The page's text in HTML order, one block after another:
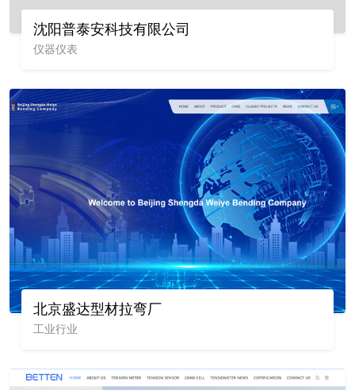
沈阳普泰安科技有限公司
仪器仪表
北京盛达型材拉弯厂
工业行业